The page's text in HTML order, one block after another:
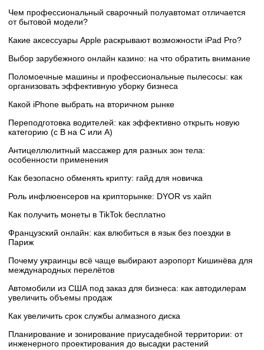
Чем профессиональный сварочный полуавтомат отличается
от бытовой модели?
Какие аксессуары Apple раскрывают возможности iPad Pro?
Выбор зарубежного онлайн казино: на что обратить внимание
Поломоечные машины и профессиональные пылесосы: как
организовать эффективную уборку бизнеса
Какой iPhone выбрать на вторичном рынке
Переподготовка водителей: как эффективно открыть новую
категорию (с B на C или А)
Антицеллюлитный массажер для разных зон тела:
особенности применения
Как безопасно обменять крипту: гайд для новичка
Роль инфлюенсеров на крипторынке: DYOR vs хайп
Как получить монеты в TikTok бесплатно
Французский онлайн: как влюбиться в язык без поездки в
Париж
Почему украинцы всё чаще выбирают аэропорт Кишинёва для
международных перелётов
Автомобили из США под заказ для бизнеса: как автодилерам
увеличить объемы продаж
Как увеличить срок службы алмазного диска
Планирование и зонирование приусадебной территории: от
инженерного проектирования до высадки растений